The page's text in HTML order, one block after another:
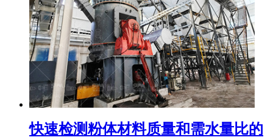
快速检测粉体材料质量和需水量比的